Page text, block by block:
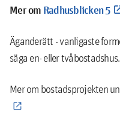
Mer om Radhusblicken 5
Äganderätt - vanligaste
säga en- eller tvåbostadshus.
Mer om bostadsprojekten